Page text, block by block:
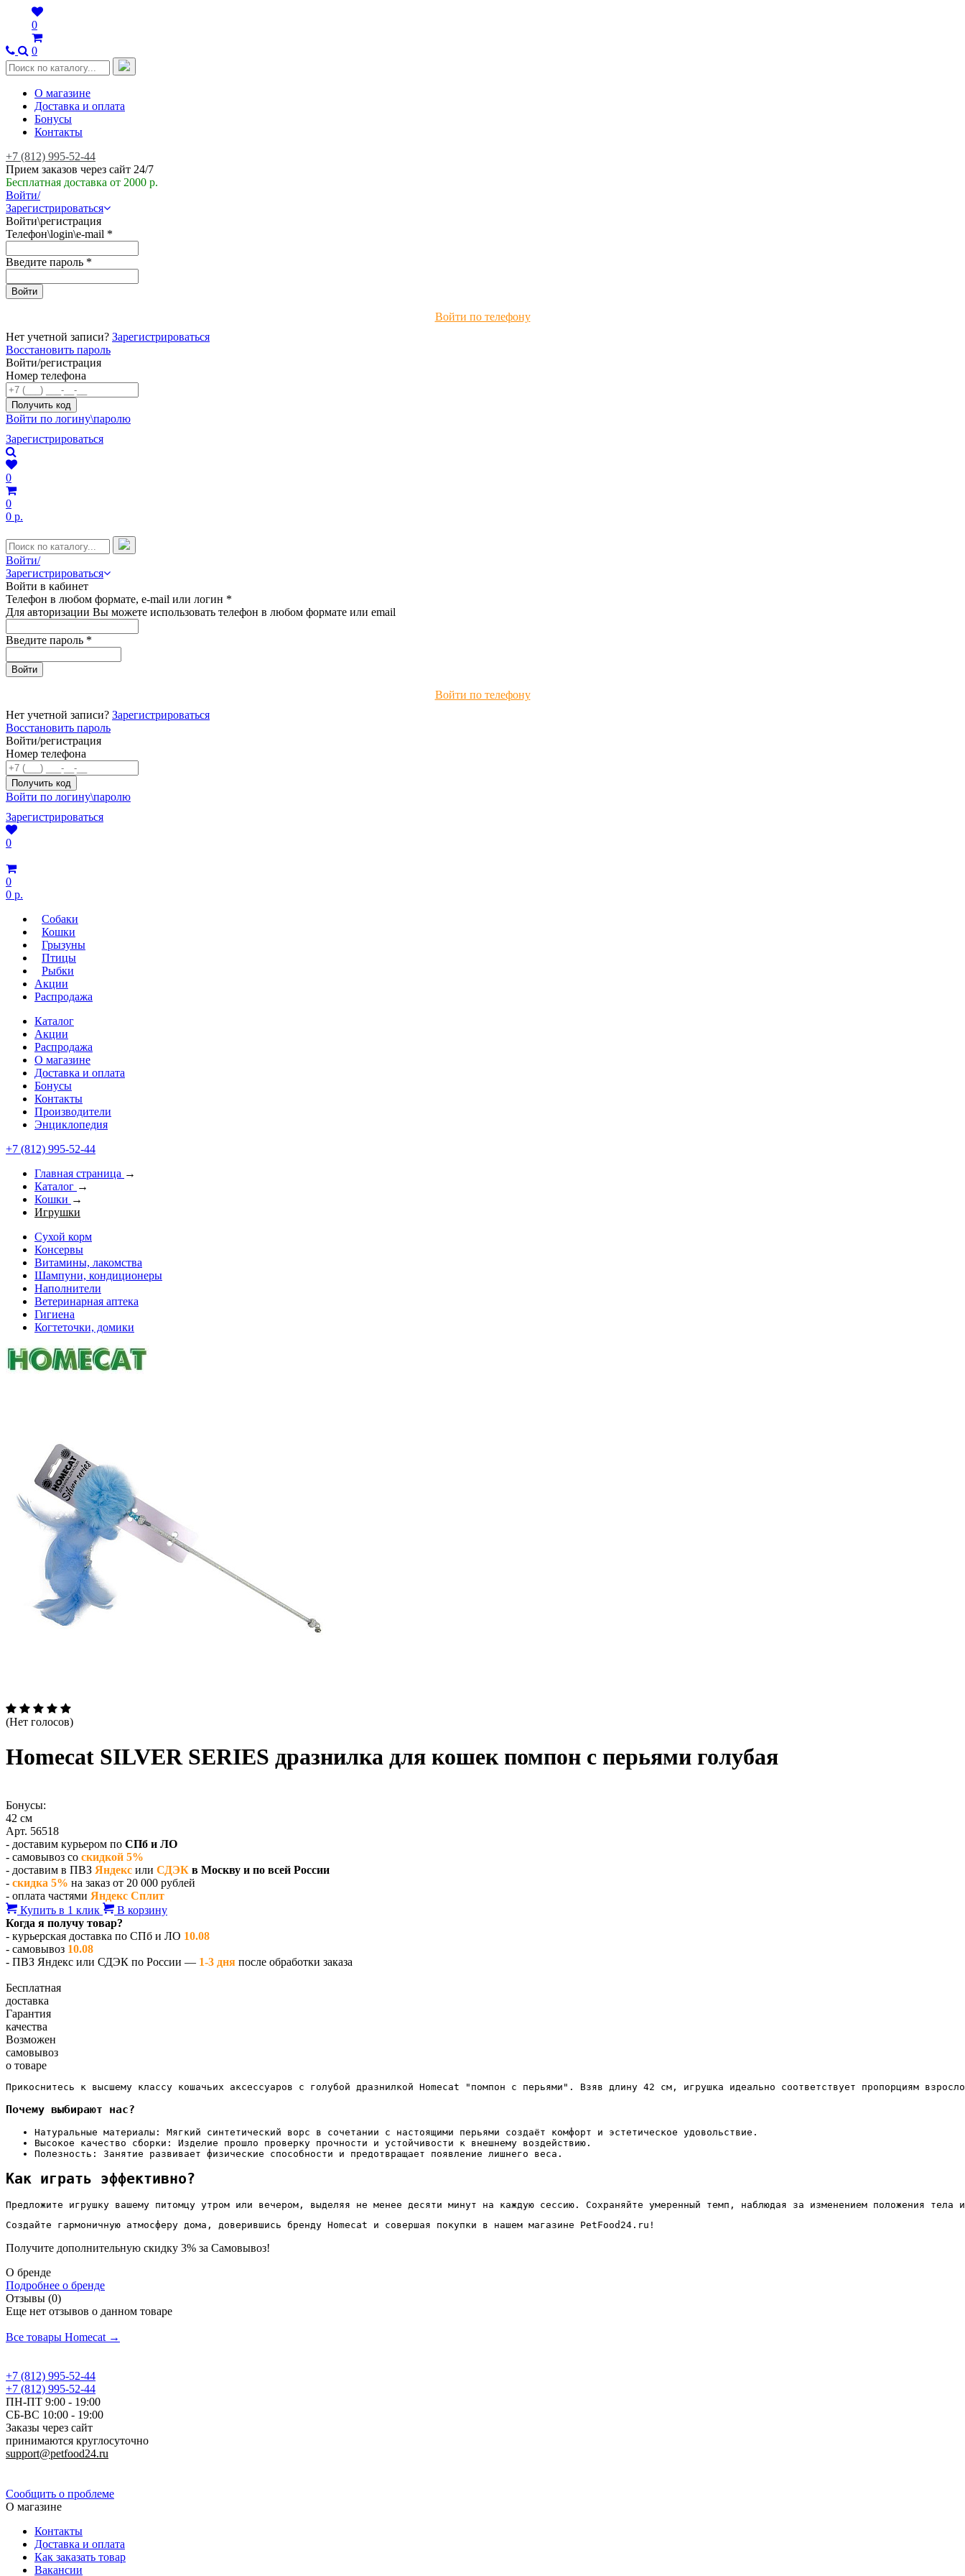
0
0
О магазине
Доставка и оплата
Бонусы
Контакты
+7 (812) 995-52-44
Прием заказов через сайт 24/7
Бесплатная доставка от 2000 р.
Войти/
Зарегистрироваться
Войти\регистрация
Телефон\login\e-mail *
Введите пароль *
Войти по телефону
Нет учетной записи? Зарегистрироваться
Восстановить пароль
Войти/регистрация
Номер телефона
Войти по логину\паролю
Зарегистрироваться
0
0
0 р.
Войти/
Зарегистрироваться
Войти в кабинет
Телефон в любом формате, e-mail или логин *
Для авторизации Вы можете использовать телефон в любом формате или email
Введите пароль *
Войти по телефону
Нет учетной записи? Зарегистрироваться
Восстановить пароль
Войти/регистрация
Номер телефона
Войти по логину\паролю
Зарегистрироваться
0
0
0 р.
Собаки
Кошки
Грызуны
Птицы
Рыбки
Акции
Распродажа
Каталог
Акции
Распродажа
О магазине
Доставка и оплата
Бонусы
Контакты
Производители
Энциклопедия
+7 (812) 995-52-44
Главная страница →
Каталог →
Кошки →
Игрушки
Сухой корм
Консервы
Витамины, лакомства
Шампуни, кондиционеры
Наполнители
Ветеринарная аптека
Гигиена
Когтеточки, домики
(Нет голосов)
Homecat SILVER SERIES дразнилка для кошек помпон с перьями голубая
Бонусы:
42 см
Арт. 56518
- доставим курьером по СПб и ЛО
- самовывоз со скидкой 5%
- доставим в ПВЗ Яндекс или СДЭК в Москву и по всей России
- скидка 5% на заказ от 20 000 рублей
- оплата частями Яндекс Сплит
Купить в 1 клик
В корзину
Когда я получу товар?
- курьерская доставка по СПб и ЛО 10.08
- самовывоз 10.08
- ПВЗ Яндекс или СДЭК по России — 1-3 дня после обработки заказа
Бесплатная
доставка
Гарантия
качества
Возможен
самовывоз
о товаре
Прикоснитесь к высшему классу кошачьих аксессуаров с голубой дразнилкой Homecat "помпон с перьями". Взяв длину 42 см, игрушка идеально соответствует пропорциям
Почему выбирают нас?
Натуральные материалы: Мягкий синтетический ворс в сочетании с настоящими перьями создаёт комфорт и эстетическое удовольствие.
Высокое качество сборки: Изделие прошло проверку прочности и устойчивости к внешнему воздействию.
Полезность: Занятие развивает физические способности и предотвращает появление лишнего веса.
Как играть эффективно?
Предложите игрушку вашему питомцу утром или вечером, выделяя не менее десяти минут на каждую сессию. Сохраняйте умеренный темп, наблюдая за изменением положения тела
Создайте гармоничную атмосферу дома, доверившись бренду Homecat и совершая покупки в нашем магазине PetFood24.ru!
Получите дополнительную скидку 3% за Самовывоз!
О бренде
Подробнее о бренде
Отзывы (0)
Еще нет отзывов о данном товаре
Все товары Homecat →
+7 (812) 995-52-44
+7 (812) 995-52-44
ПН-ПТ 9:00 - 19:00
СБ-ВС 10:00 - 19:00
Заказы через сайт
принимаются круглосуточно
support@petfood24.ru
Сообщить о проблеме
О магазине
Контакты
Доставка и оплата
Как заказать товар
Вакансии